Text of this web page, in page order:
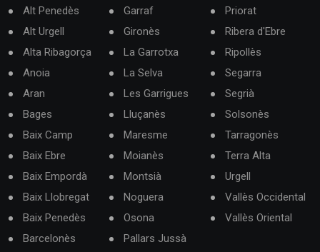
Alt Penedès
Alt Urgell
Alta Ribagorça
Anoia
Aran
Bages
Baix Camp
Baix Ebre
Baix Empordà
Baix Llobregat
Baix Penedès
Barcelonès
Garraf
Gironès
La Garrotxa
La Selva
Les Garrigues
Lluçanès
Maresme
Moianès
Montsià
Noguera
Osona
Pallars Jussà
Priorat
Ribera d'Ebre
Ripollès
Segarra
Segrià
Solsonès
Tarragonès
Terra Alta
Urgell
Vallès Occidental
Vallès Oriental